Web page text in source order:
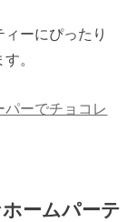
ーにぴったり
。
パーでチョコレ
ームパーテ